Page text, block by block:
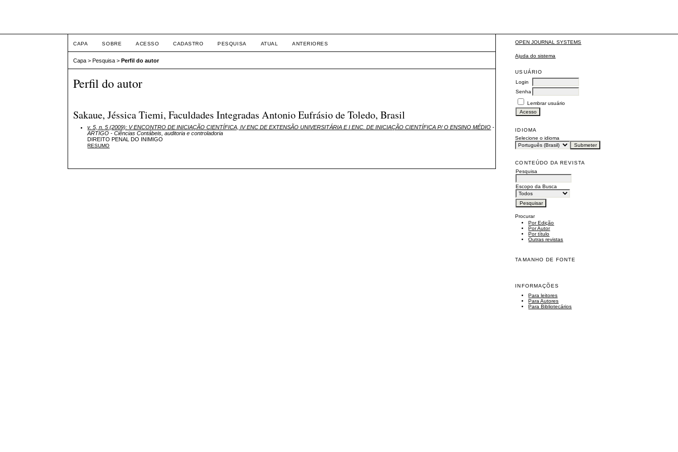
OPEN JOURNAL SYSTEMS
Ajuda do sistema
USUÁRIO
Login
Senha
Lembrar usuário
IDIOMA
Selecione o idioma
CONTEÚDO DA REVISTA
Pesquisa
Escopo da Busca
Procurar
Por Edição
Por Autor
Por título
Outras revistas
TAMANHO DE FONTE
INFORMAÇÕES
Para leitores
Para Autores
Para Bibliotecários
CAPA SOBRE ACESSO CADASTRO PESQUISA ATUAL ANTERIORES
Capa >Pesquisa >Perfil do autor
Perfil do autor
Sakaue, Jéssica Tiemi, Faculdades Integradas Antonio Eufrásio de Toledo, Brasil
v. 5, n. 5 (2009): V ENCONTRO DE INICIAÇÃO CIENTÍFICA, IV ENC DE EXTENSÃO UNIVERSITÁRIA E I ENC. DE INICIAÇÃO CIENTÍFICA P/ O ENSINO MÉDIO -
ARTIGO - Ciências Contábeis, auditoria e controladoria
DIREITO PENAL DO INIMIGO
RESUMO